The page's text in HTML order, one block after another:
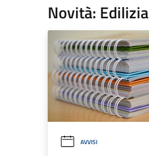
Novità: Edilizia
AVVISI